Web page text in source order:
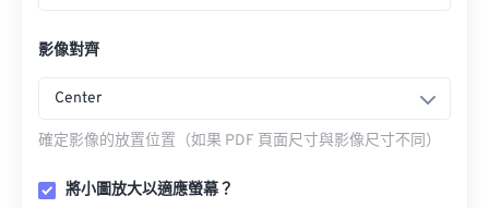
影像對齊
Center
確定影像的放置位置（如果 PDF 頁面尺寸與影像尺寸不同）
將小圖放大以適應螢幕？